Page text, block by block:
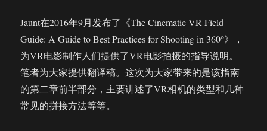
Jaunt在2016年9月发布了《The Cinematic VR Field
Guide: A Guide to Best Practices for Shooting in 360°》，
为VR电影制作人们提供了VR电影拍摄的指导说明。
笔者为大家提供翻译稿。这次为大家带来的是该指南
的第二章前半部分，主要讲述了VR相机的类型和几种
常见的拼接方法等等。